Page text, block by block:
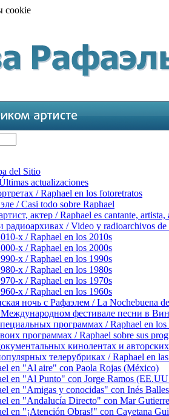
cookie
del Sitio
actualizaciones
/ Raphael en los fotoretratos
/ Casi todo sobre Raphael
актер / Raphael es cantante, artista,
радиоархивах / Video y radioarchivos de
х / Raphael en los 2010s
х / Raphael en los 2000s
х / Raphael en los 1990s
х / Raphael en los 1980s
х / Raphael en los 1970s
х / Raphael en los 1960s
ночь с Рафаэлем / La Nochebuena
фестивале песни в
программах / Raphael en los
программах / Raphael sobre sus
кинолентах и
телерубриках / Raphael en
en "Al aire" con Paola Rojas (México)
en "Al Punto" con Jorge Ramos
en "Amigas y conocidas" con Inés
en "Andalucía Directo" con Mar
en "¡Atención Obras!" con Cayetana